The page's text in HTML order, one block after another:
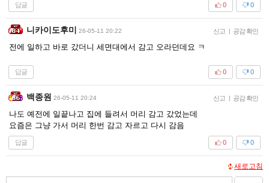
답글 0
0
니카이도후미 26-05-11 20:22 신고 | 공감 확인
전에 일하고 바로 갔더니 세면대에서 감고 오라던데요 ㅋ
답글 0
0
백종원 26-05-11 20:24 신고 | 공감 확인
나도 예전에 일끝나고 집에 들려서 머리 감고 갔었는데
요즘은 그냥 가서 머리 한번 감고 자르고 다시 감음
답글 0
0
새로고침